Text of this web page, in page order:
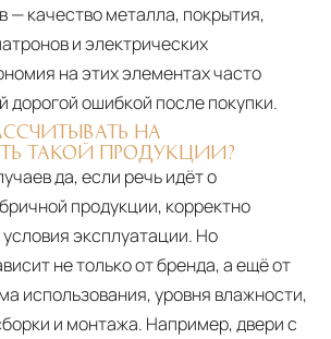
— качество металла, покрытия,
и электрических
на этих элементах часто
дорогой ошибкой после покупки.
НА
ТАКОЙ ПРОДУКЦИИ?
да, если речь идёт о
продукции, корректно
эксплуатации. Но
не только от бренда, а ещё от
использования, уровня влажности,
и монтажа. Например, двери с